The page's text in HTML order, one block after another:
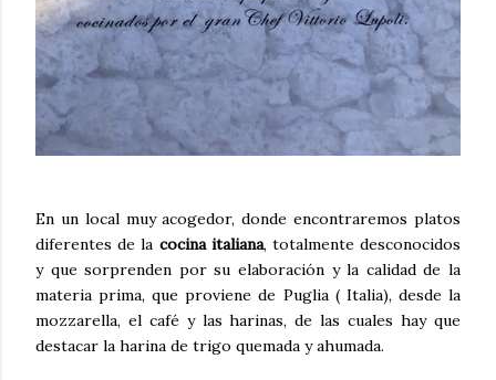
En un local muy acogedor, donde encontraremos platos
diferentes de la cocina italiana, totalmente desconocidos
y que sorprenden por su elaboración y la calidad de la
materia prima, que proviene de Puglia ( Italia), desde la
mozzarella, el café y las harinas, de las cuales hay que
destacar la harina de trigo quemada y ahumada.